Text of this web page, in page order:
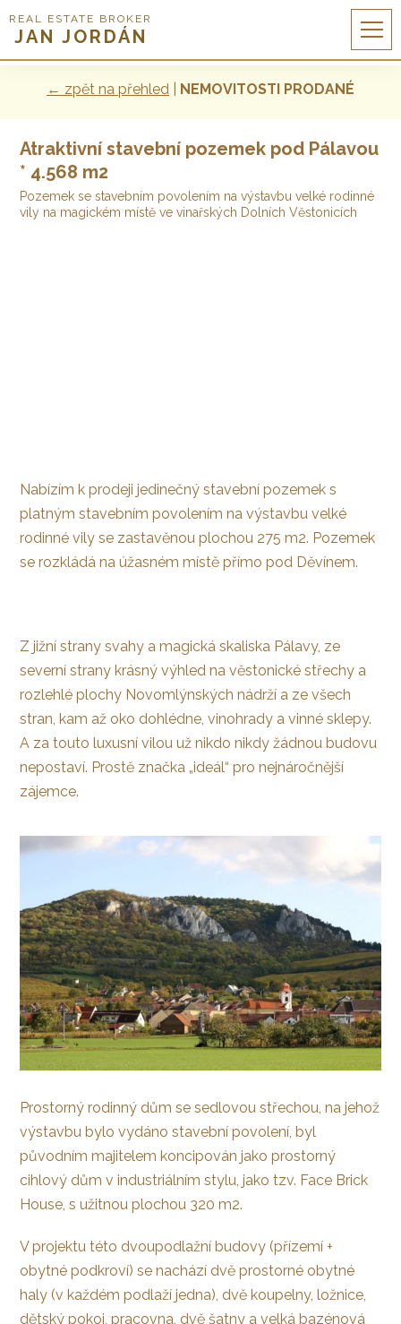
REAL ESTATE BROKER
JAN JORDÁN
← zpět na přehled NEMOVITOSTI PRODANÉ
Atraktivní stavební pozemek pod Pálavou
* 4.568 m2
Pozemek se stavebním povolením na výstavbu velké rodinné
vily na magickém místě ve vinařských Dolních Věstonicích
Nabízím k prodeji jedinečný stavební pozemek s
platným stavebním povolením na výstavbu velké
rodinné vily se zastavěnou plochou 275 m2. Pozemek
se rozkládá na úžasném místě přímo pod Děvínem.
Z jižní strany svahy a magická skaliska Pálavy, ze
severní strany krásný výhled na věstonické střechy a
rozlehlé plochy Novomlýnských nádrží a ze všech
stran, kam až oko dohlédne, vinohrady a vinné sklepy.
A za touto luxusní vilou už nikdo nikdy žádnou budovu
nepostaví. Prostě značka „ideál“ pro nejnáročnější
zájemce.
Prostorný rodinný dům se sedlovou střechou, na jehož
výstavbu bylo vydáno stavební povolení, byl
původním majitelem koncipován jako prostorný
cihlový dům v industriálním stylu, jako tzv. Face Brick
House, s užitnou plochou 320 m2.
V projektu této dvoupodlažní budovy (přízemí +
obytné podkroví) se nachází dvě prostorné obytné
haly (v každém podlaží jedna), dvě koupelny, ložnice,
dětský pokoj, pracovna, dvě šatny a velká bazénová